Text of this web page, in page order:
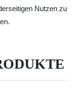
Nutzen zu